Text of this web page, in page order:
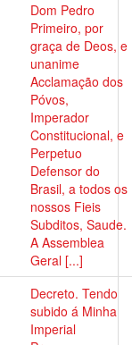
Dom Pedro
Primeiro, por
graça de Deos, e
unanime
Acclamação dos
Póvos,
Imperador
Constitucional, e
Perpetuo
Defensor do
Brasil, a todos os
nossos Fieis
Subditos, Saude.
A Assemblea
Geral [...]
Decreto. Tendo
subido á Minha
Imperial